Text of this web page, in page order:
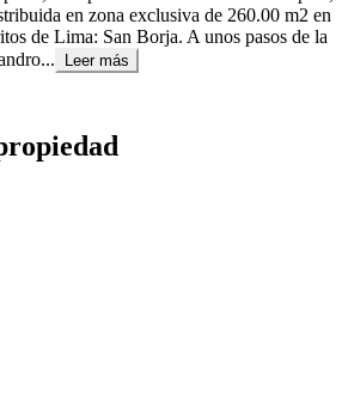
en zona exclusiva de 260.00 m2 en
de Lima: San Borja. A unos pasos de la
Leer más